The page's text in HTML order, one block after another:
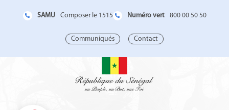
SAMU Composer le 1515 Numéro vert 800 00 50 50
Communiqués Contact